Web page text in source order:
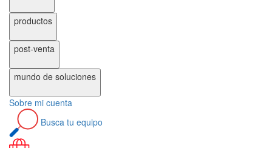
productos
post-venta
mundo de soluciones
Sobre mi cuenta
Busca tu equipo